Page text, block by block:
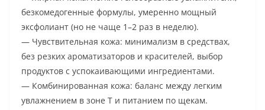
безкомедогенные формулы, умеренно мощный
эксфолиант (но не чаще 1–2 раз в неделю).
— Чувствительная кожа: минимализм в средствах,
без резких ароматизаторов и красителей, выбор
продуктов с успокаивающими ингредиентами.
— Комбинированная кожа: баланс между легким
увлажнением в зоне T и питанием по щекам.